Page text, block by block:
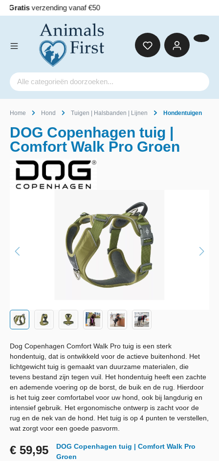
Home Hond Tuigen | Halsbanden | Lijnen Hondentuigen
DOG Copenhagen tuig |
Comfort Walk Pro Groen
Dog Copenhagen Comfort Walk Pro tuig is een sterk
hondentuig, dat is ontwikkeld voor de actieve buitenhond. Het
lichtgewicht tuig is gemaakt van duurzame materialen, die
tevens bestand zijn tegen vuil. Het hondentuig heeft een zachte
en ademende voering op de borst, de buik en de rug. Hierdoor
is het tuig zeer comfortabel voor uw hond, ook bij langdurig en
intensief gebruik. Het ergonomische ontwerp is zacht voor de
rug en de nek van de hond. Het tuig is op 4 punten te verstellen,
wat zorgt voor een goede pasvorm.
€ 59,95
DOG Copenhagen tuig | Comfort Walk Pro
Groen